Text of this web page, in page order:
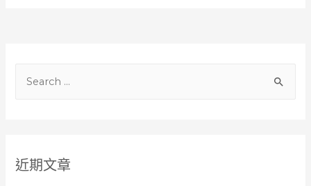
h
近期文章